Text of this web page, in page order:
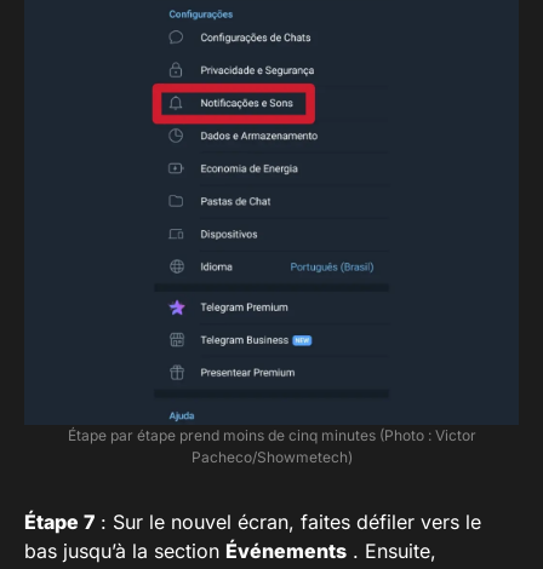
Étape par étape prend moins de cinq minutes (Photo : Victor
Pacheco/Showmetech)
Étape 7 : Sur le nouvel écran, faites défiler vers le
bas jusqu’à la section Événements . Ensuite,